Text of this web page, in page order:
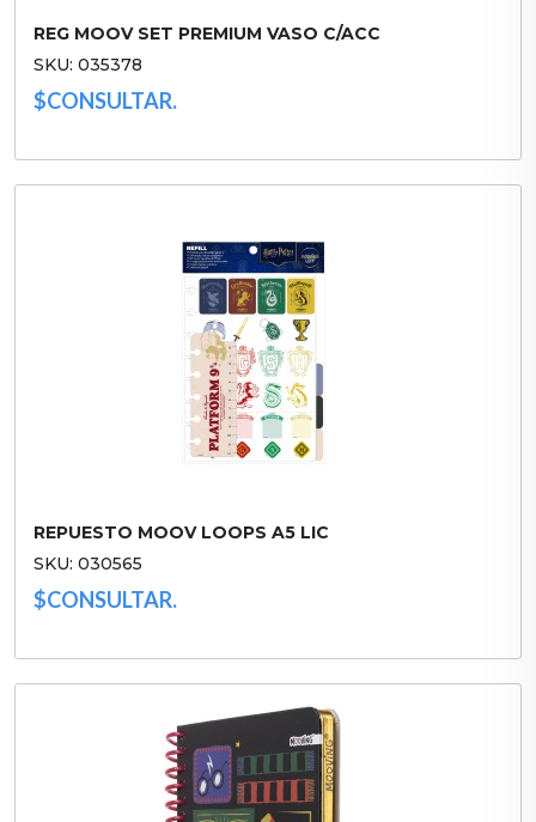
REG MOOV SET PREMIUM VASO C/ACC
SKU: 035378
$CONSULTAR.
REPUESTO MOOV LOOPS A5 LIC
SKU: 030565
$CONSULTAR.